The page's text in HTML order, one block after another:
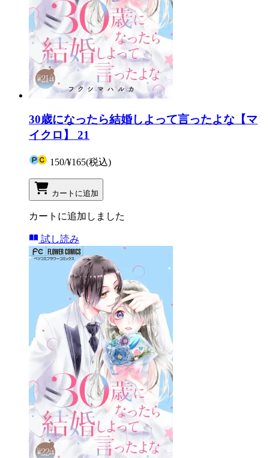
30歳になったら結婚しよって言ったよな【マ
イクロ】 21
150/¥165(税込)
カートに追加
カートに追加しました
試し読み